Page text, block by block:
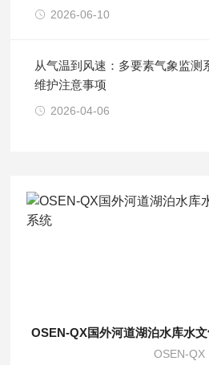
2026-06-10
从气温到风速：多要素气象监测
维护注意事项
2026-04-06
OSEN-QX国外河道湖泊水库水
OSEN-QX